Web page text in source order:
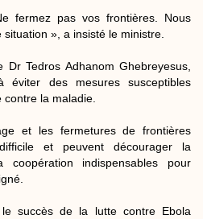
fermez pas vos frontières. Nous
», a insisté le ministre.
Tedros Adhanom Ghebreyesus,
des mesures susceptibles
contre la maladie.
et les fermetures de frontières
et peuvent décourager la
indispensables pour
succès de la lutte contre Ebola